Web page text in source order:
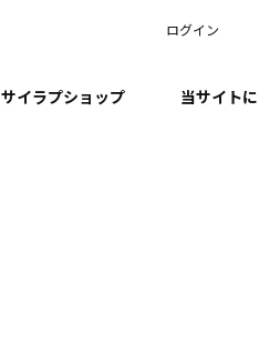
ログイン
サイラプショップ 当サイト